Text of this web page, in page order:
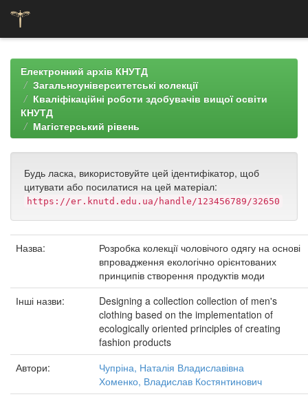
navigationЕлектронний архів КНУТД
Загальноуніверситетські колекції
Кваліфікаційні роботи здобувачів вищої освіти
КНУТД
Магістерський рівень
Будь ласка, використовуйте цей ідентифікатор, щоб
цитувати або посилатися на цей матеріал:
https://er.knutd.edu.ua/handle/123456789/32650
Назва:
Розробка колекції чоловічого одягу на основі
впровадження екологічно орієнтованих
принципів створення продуктів моди
Інші назви:
Designing a collection collection of men's
clothing based on the implementation of
ecologically oriented principles of creating
fashion products
Автори:
Чупріна, Наталія Владиславівна
Хоменко, Владислав Костянтинович